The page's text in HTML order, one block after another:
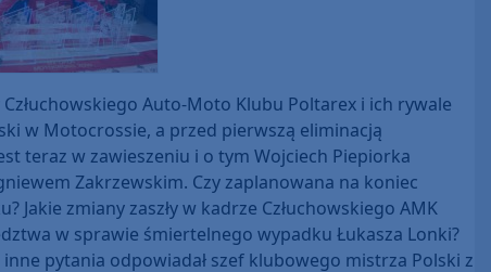
Auto-Moto Klubu Poltarex i ich rywale
w Motocrossie, a przed pierwszą eliminacją
teraz w zawieszeniu i o tym Wojciech Piepiorka
Zakrzewskim. Czy zaplanowana na koniec
Jakie zmiany zaszły w kadrze Człuchowskiego AMK
w sprawie śmiertelnego wypadku Łukasza Lonki?
pytania odpowiadał szef klubowego mistrza Polski z